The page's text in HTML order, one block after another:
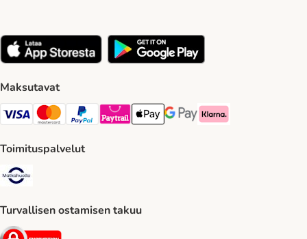
Maksutavat
VISA Payment Method
Mastercard Payment Method
Paypal Payment Method
Paytrail Payment Method
Apple Pay Payment Method
Google Pay Payment Method
Klarna Payment Method
Toimituspalvelut
Turvallisen ostamisen takuu
Security